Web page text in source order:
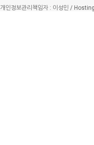
개인정보관리책임자 : 이성민 /